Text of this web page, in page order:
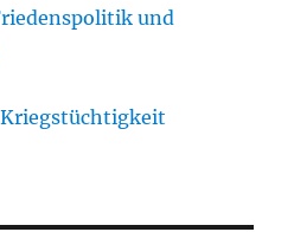
und